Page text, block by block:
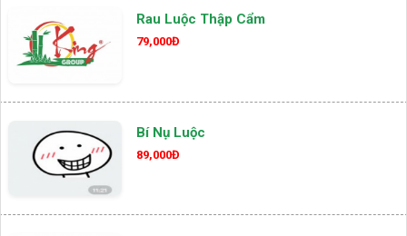
Rau Luộc Thập Cẩm
79,000Đ
Bí Nụ Luộc
89,000Đ